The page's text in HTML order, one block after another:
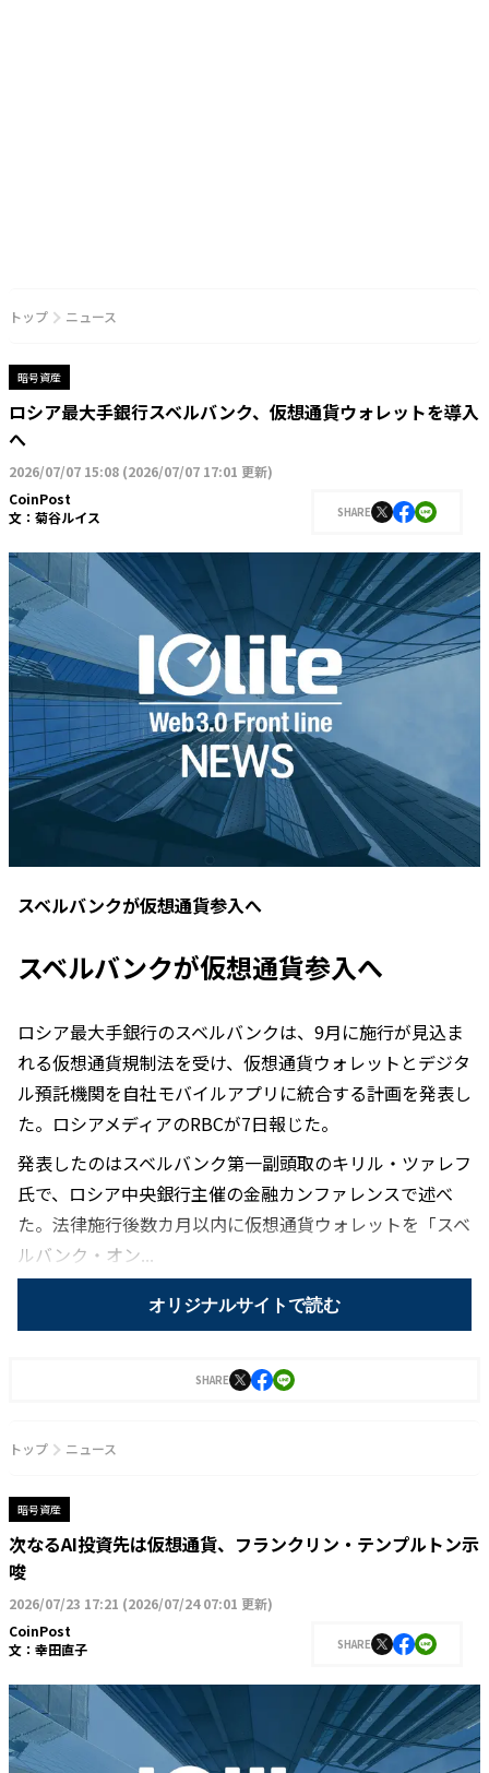
トップ ニュース
暗号資産
ロシア最大手銀行スベルバンク、仮想通貨ウォレットを導入
へ
2026/07/07 15:08 (2026/07/07 17:01 更新)
CoinPost
文： 菊谷ルイス SHARE
スベルバンクが仮想通貨参入へ
スベルバンクが仮想通貨参入へ
ロシア最大手銀行のスベルバンクは、9月に施行が見込ま
れる仮想通貨規制法を受け、仮想通貨ウォレットとデジタ
ル預託機関を自社モバイルアプリに統合する計画を発表し
た。ロシアメディアのRBCが7日報じた。
発表したのはスベルバンク第一副頭取のキリル・ツァレフ
氏で、ロシア中央銀行主催の金融カンファレンスで述べ
た。法律施行後数カ月以内に仮想通貨ウォレットを「スベ
ルバンク・オン...
オリジナルサイトで読む
SHARE
トップ ニュース
暗号資産
次なるAI投資先は仮想通貨、フランクリン・テンプルトン示
唆
2026/07/23 17:21 (2026/07/24 07:01 更新)
CoinPost
文： 幸田直子 SHARE